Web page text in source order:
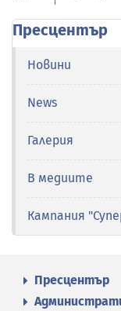
Пресцентър
Новини
News
Галерия
В медиите
Кампания
Пресцентър